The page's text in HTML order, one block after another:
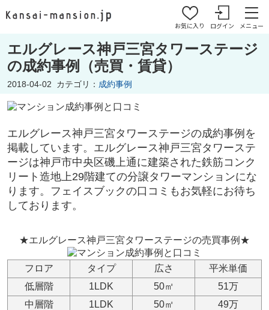
お気に入り ログイン メニュー
エルグレース神戸三宮タワーステージ
の成約事例（売買・賃貸）
2018-04-02 カテゴリ： 成約事例
エルグレース神戸三宮タワーステージの成約事例を
掲載しています。エルグレース神戸三宮タワーステ
ージは神戸市中央区磯上通に建築された鉄筋コンク
リート造地上29階建ての分譲タワーマンションにな
ります。フェイスブックの口コミもお気軽にお待ち
しております。
★エルグレース神戸三宮タワーステージの売買事例★
フロア タイプ 広さ
平米単価
低層階
1LDK 50㎡
51万
中層階
1LDK 50㎡
49万